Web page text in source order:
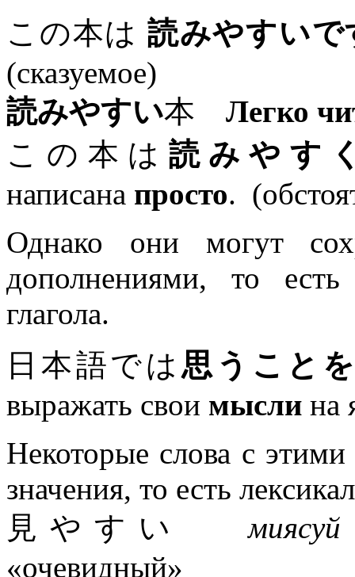
この本は 読みやすいで
(сказуемое)
読みやすい本 Легко
この本は 読みやす
написана просто.
Однако они могут
дополнениями, то есть
глагола.
日本語では 思うこと
выражать свои мысли на
Некоторые слова с
значения, то есть
見やすいмиясуй
«очевидный»